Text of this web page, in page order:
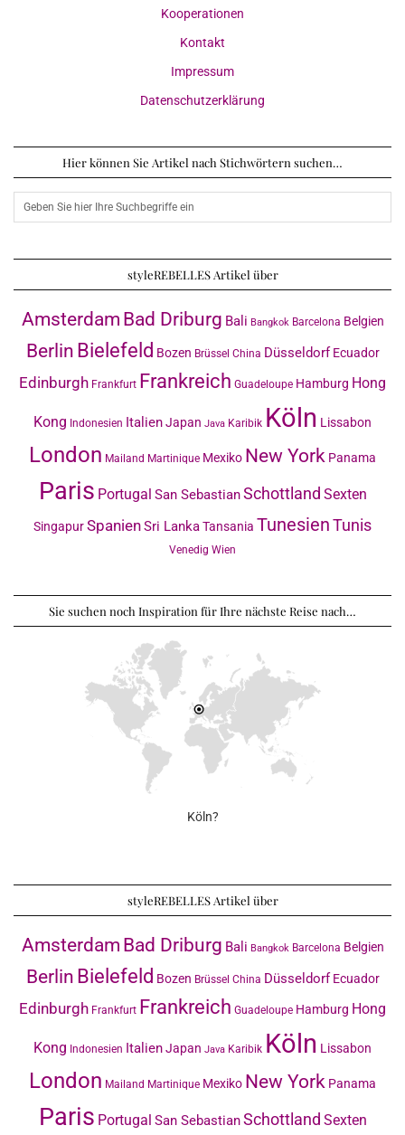
Kooperationen
Kontakt
Impressum
Datenschutzerklärung
Hier können Sie Artikel nach Stichwörtern suchen…
styleREBELLES Artikel über
Amsterdam Bad Driburg Bali Bangkok Barcelona Belgien
Berlin Bielefeld Bozen Brüssel China Düsseldorf Ecuador
Edinburgh Frankfurt Frankreich Guadeloupe Hamburg Hong
Kong Indonesien ItalienJapan Java Karibik Köln Lissabon
London Mailand Martinique Mexiko New York Panama
Paris Portugal San SebastianSchottland Sexten
SingapurSpanienSri LankaTansania TunesienTunis
Venedig Wien
Sie suchen noch Inspiration für Ihre nächste Reise nach…
Köln?
styleREBELLES Artikel über
Amsterdam Bad Driburg Bali Bangkok Barcelona Belgien
Berlin Bielefeld Bozen Brüssel China Düsseldorf Ecuador
Edinburgh Frankfurt Frankreich Guadeloupe Hamburg Hong
Kong Indonesien ItalienJapan Java Karibik Köln Lissabon
London Mailand Martinique Mexiko New York Panama
Paris Portugal San SebastianSchottland Sexten